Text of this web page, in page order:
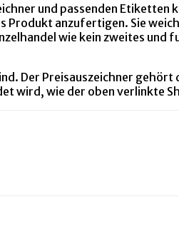
und passenden Etiketten
Produkt anzufertigen. Sie
wie kein zweites und
Der Preisauszeichner gehört
wird, wie der oben verlinkte